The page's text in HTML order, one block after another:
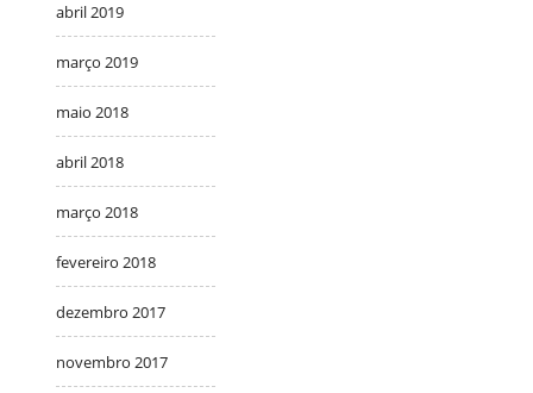
abril 2019
março 2019
maio 2018
abril 2018
março 2018
fevereiro 2018
dezembro 2017
novembro 2017